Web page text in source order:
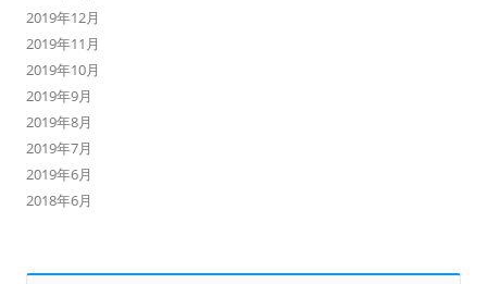
2019年12月
2019年11月
2019年10月
2019年9月
2019年8月
2019年7月
2019年6月
2018年6月